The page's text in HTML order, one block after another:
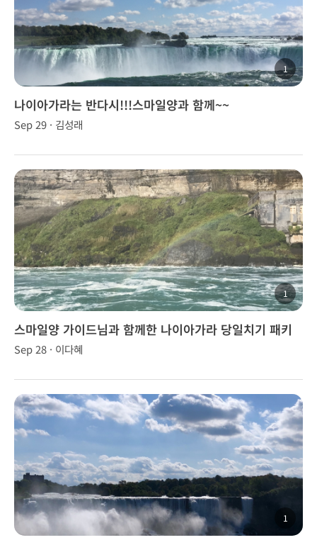
1
나이아가라는 반다시!!!스마일양과 함께~~
Sep 29 · 김성래
1
스마일양 가이드님과 함께한 나이아가라 당일치기 패키
지
Sep 28 · 이다혜
1